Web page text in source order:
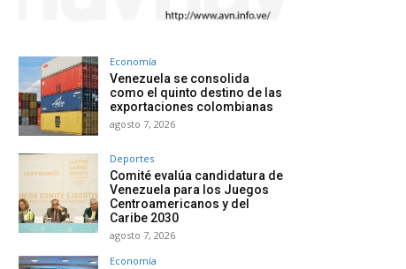
Economía
Venezuela se consolida
como el quinto destino de las
exportaciones colombianas
agosto 7, 2026
Deportes
Comité evalúa candidatura de
Venezuela para los Juegos
Centroamericanos y del
Caribe 2030
agosto 7, 2026
Economía